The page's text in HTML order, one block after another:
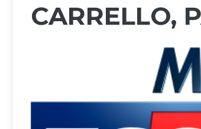
CARRELLO,